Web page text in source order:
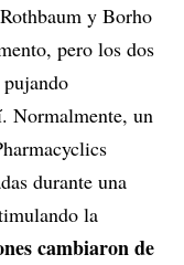
y Borho
pero los dos
Normalmente, un
durante una
la
cambiaron de